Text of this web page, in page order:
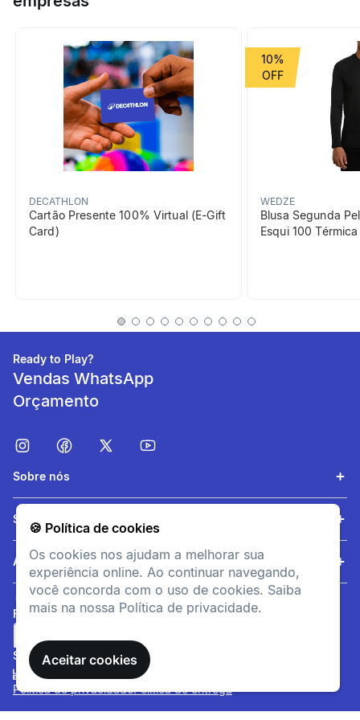
🍪 Política de cookies
Os cookies nos ajudam a melhorar sua
experiência online. Ao continuar navegando,
você concorda com o uso de cookies. Saiba
mais na nossa Política de privacidade.
Aceitar cookies
com posição de estacionamento integrada. Sistema duplo de
Grupo de Esporte Deslize Urbano
beneficiosDoProduto
estabilidade e passar
obstáculos.
Duplo sistema de dobragem
patenteado: dobragem alta 1
segundo e fácil em baixo.
DECATHLON
Cartão Presente 100% Virtual (E-Gift
Card)
WEDZE
Blusa Segunda
Esqui 100
10%
Ready to Play?
Vendas WhatsApp
Orçamento
Sobre nós
Serviços
Ajuda
FORMAS DE PAGAMENTO
SITE SEGURO
Política de privacidadePolítica de entrega